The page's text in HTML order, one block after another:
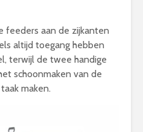
feeders aan de zijkanten
altijd toegang hebben
terwijl de twee handige
schoonmaken van de
maken.